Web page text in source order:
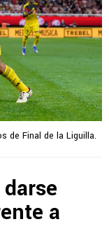
de Final de la Liguilla.
a